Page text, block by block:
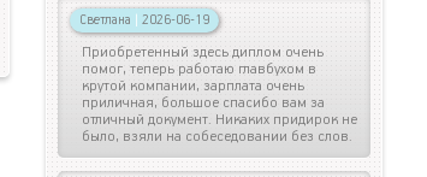
Светлана | 2026-06-19
Приобретенный здесь диплом очень
помог, теперь работаю главбухом в
крутой компании, зарплата очень
приличная, большое спасибо вам за
отличный документ. Никаких придирок не
было, взяли на собеседовании без слов.